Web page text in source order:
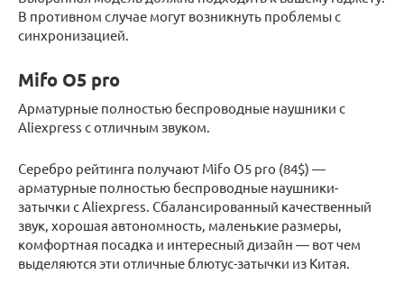
В противном случае могут возникнуть проблемы с
синхронизацией.
Mifo O5 pro
Арматурные полностью беспроводные наушники с
Aliexpress с отличным звуком.
Серебро рейтинга получают Mifo O5 pro (84$) —
арматурные полностью беспроводные наушники-
затычки с Aliexpress. Сбалансированный качественный
звук, хорошая автономность, маленькие размеры,
комфортная посадка и интересный дизайн — вот чем
выделяются эти отличные блютус-затычки из Китая.